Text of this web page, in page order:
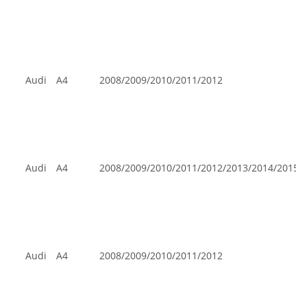
Audi A4 2008/2009/2010/2011/2012
Audi A4 2008/2009/2010/2011/2012/2013/2014/2015
Audi A4 2008/2009/2010/2011/2012